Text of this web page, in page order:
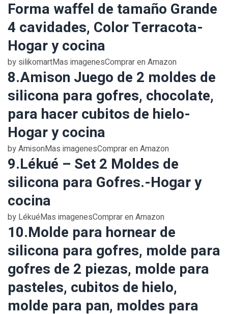
Forma waffel de tamaño Grande
4 cavidades, Color Terracota-
Hogar y cocina
by silikomartMas imagenesComprar en Amazon
8.Amison Juego de 2 moldes de
silicona para gofres, chocolate,
para hacer cubitos de hielo-
Hogar y cocina
by AmisonMas imagenesComprar en Amazon
9.Lékué – Set 2 Moldes de
silicona para Gofres.-Hogar y
cocina
by LékuéMas imagenesComprar en Amazon
10.Molde para hornear de
silicona para gofres, molde para
gofres de 2 piezas, molde para
pasteles, cubitos de hielo,
molde para pan, moldes para